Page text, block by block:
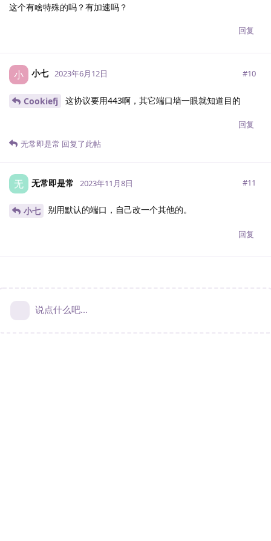
这个有啥特殊的吗？有加速吗？
回复
小 小七 2023年6月12日 #10
Cookiefj 这协议要用443啊，其它端口墙一眼就知道目的
回复
无常即是常 回复了此帖
无 无常即是常 2023年11月8日 #11
小七 别用默认的端口，自己改一个其他的。
回复
说点什么吧...